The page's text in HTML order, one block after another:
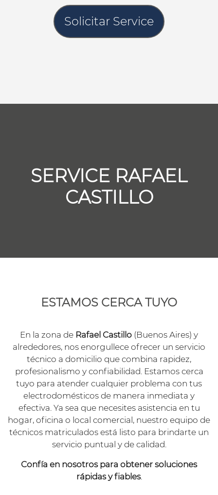
Solicitar Service
SERVICE RAFAEL
CASTILLO
ESTAMOS CERCA TUYO
En la zona de Rafael Castillo (Buenos Aires) y
alrededores, nos enorgullece ofrecer un servicio
técnico a domicilio que combina rapidez,
profesionalismo y confiabilidad. Estamos cerca
tuyo para atender cualquier problema con tus
electrodomésticos de manera inmediata y
efectiva. Ya sea que necesites asistencia en tu
hogar, oficina o local comercial, nuestro equipo de
técnicos matriculados está listo para brindarte un
servicio puntual y de calidad.
Confía en nosotros para obtener soluciones
rápidas y fiables.